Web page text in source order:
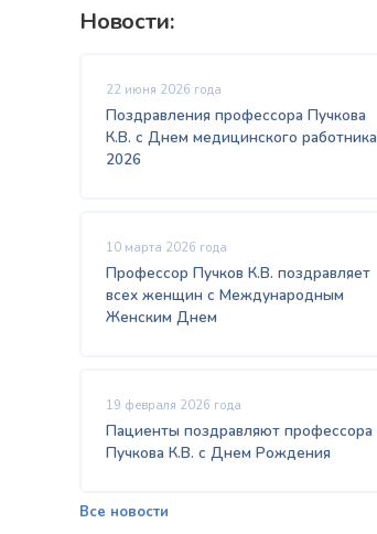
Новости:
22 июня 2026 года
Поздравления профессора Пучкова
К.В. с Днем медицинского работника
2026
10 марта 2026 года
Профессор Пучков К.В. поздравляет
всех женщин с Международным
Женским Днем
19 февраля 2026 года
Пациенты поздравляют профессора
Пучкова К.В. с Днем Рождения
Все новости